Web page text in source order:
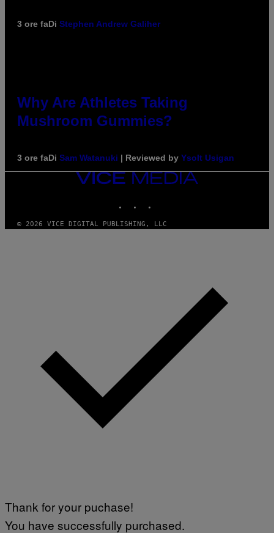
3 ore faDi Stephen Andrew Galiher
Why Are Athletes Taking
Mushroom Gummies?
3 ore faDi Sam Watanuki | Reviewed by Ysolt Usigan
VICE
MEDIA
© 2026 VICE DIGITAL PUBLISHING, LLC
Thank for your puchase!
You have successfully purchased.